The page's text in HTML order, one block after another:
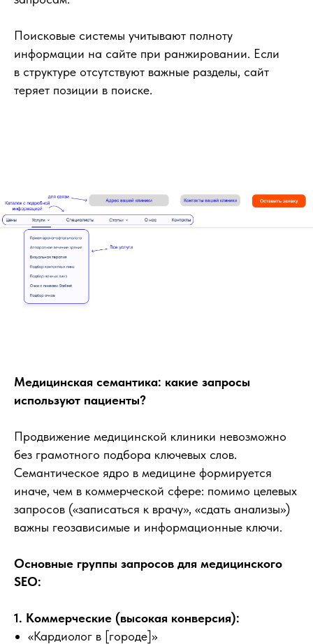
Поисковые системы учитывают полноту
информации на сайте при ранжировании. Если
в структуре отсутствуют важные разделы, сайт
теряет позиции в поиске.
Медицинская семантика: какие запросы
используют пациенты?
Продвижение медицинской клиники невозможно
без грамотного подбора ключевых слов.
Семантическое ядро в медицине формируется
иначе, чем в коммерческой сфере: помимо целевых
запросов («записаться к врачу», «сдать анализы»)
важны геозависимые и информационные ключи.
Основные группы запросов для медицинского
SEO:
1. Коммерческие (высокая конверсия):
«Кардиолог в [городе]»